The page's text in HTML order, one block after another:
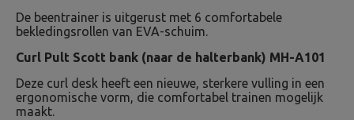
De beentrainer is uitgerust met 6 comfortabele
bekledingsrollen van EVA-schuim.
Curl Pult Scott bank (naar de halterbank) MH-A101
Deze curl desk heeft een nieuwe, sterkere vulling in een
ergonomische vorm, die comfortabel trainen mogelijk
maakt.